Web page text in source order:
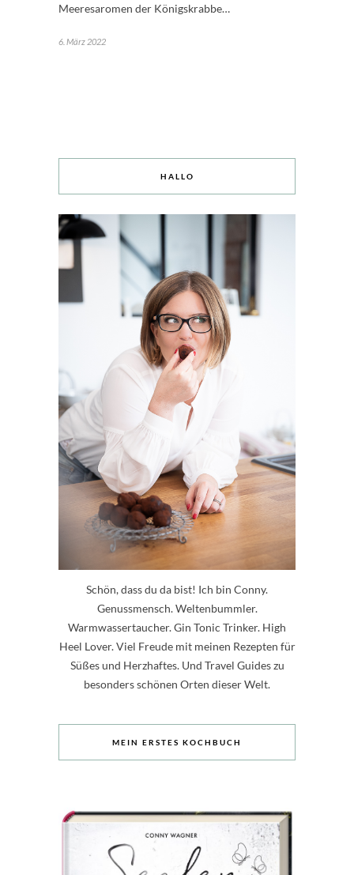
Meeresaromen der Königskrabbe…
6. März 2022
HALLO
Schön, dass du da bist! Ich bin Conny.
Genussmensch. Weltenbummler.
Warmwassertaucher. Gin Tonic Trinker. High
Heel Lover. Viel Freude mit meinen Rezepten für
Süßes und Herzhaftes. Und Travel Guides zu
besonders schönen Orten dieser Welt.
MEIN ERSTES KOCHBUCH